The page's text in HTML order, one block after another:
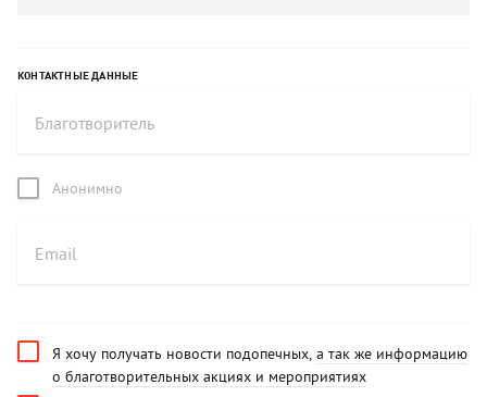
КОНТАКТНЫЕ ДАННЫЕ
Анонимно
Я хочу получать новости подопечных, а так же информацию
о благотворительных акциях и мероприятиях